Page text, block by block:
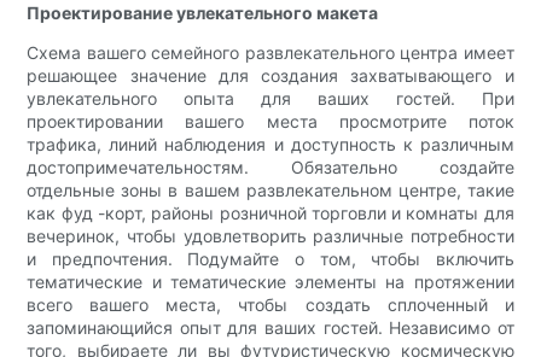
Проектирование увлекательного макета
Схема вашего семейного развлекательного центра имеет
решающее значение для создания захватывающего и
увлекательного опыта для ваших гостей. При
проектировании вашего места просмотрите поток
трафика, линий наблюдения и доступность к различным
достопримечательностям. Обязательно создайте
отдельные зоны в вашем развлекательном центре, такие
как фуд -корт, районы розничной торговли и комнаты для
вечеринок, чтобы удовлетворить различные потребности
и предпочтения. Подумайте о том, чтобы включить
тематические и тематические элементы на протяжении
всего вашего места, чтобы создать сплоченный и
запоминающийся опыт для ваших гостей. Независимо от
того, выбираете ли вы футуристическую космическую